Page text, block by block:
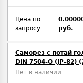
Цена по
запросу
руб.
Саморез с потай
DIN 7504-O (JP-82)
Нет в наличии